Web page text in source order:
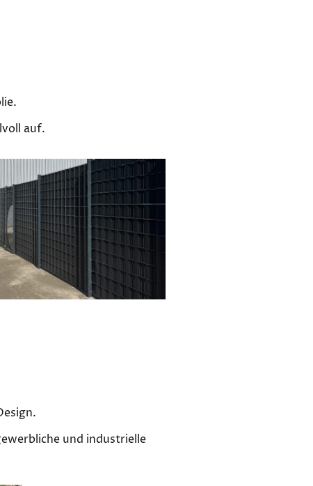
auf.
und industrielle